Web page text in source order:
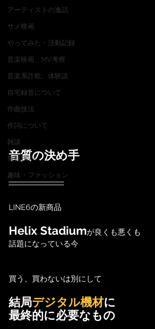
アーティストの逸話
サメ映画
やってみた・活動記録
音楽映画、MV考察
音楽系詐欺、体験談
自宅録音について
作曲技法
作詞について
雑談
無料BGM
趣味・ファッション
音質の決め手
LINE6の新商品
Helix Stadiumが良くも悪くも
話題になっている今
買う、買わないは別にして
結局デジタル機材に
最終的に必要なもの